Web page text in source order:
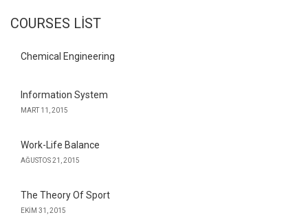
COURSES LIST
Chemical Engineering
Information System
MART 11, 2015
Work-Life Balance
AĞUSTOS 21, 2015
The Theory Of Sport
EKIM 31, 2015